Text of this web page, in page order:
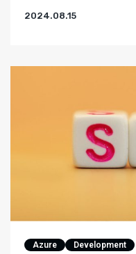
2024.08.15
Azure Development